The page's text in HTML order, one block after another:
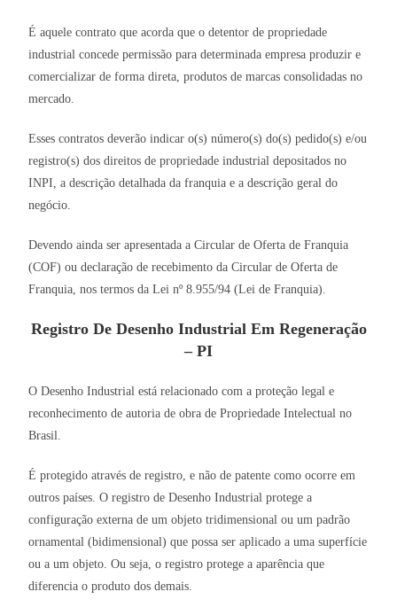
É aquele contrato que acorda que o detentor de propriedade
industrial concede permissão para determinada empresa produzir e
comercializar de forma direta, produtos de marcas consolidadas no
mercado.
Esses contratos deverão indicar o(s) número(s) do(s) pedido(s) e/ou
registro(s) dos direitos de propriedade industrial depositados no
INPI, a descrição detalhada da franquia e a descrição geral do
negócio.
Devendo ainda ser apresentada a Circular de Oferta de Franquia
(COF) ou declaração de recebimento da Circular de Oferta de
Franquia, nos termos da Lei nº 8.955/94 (Lei de Franquia).
Registro De Desenho Industrial Em Regeneração
– PI
O Desenho Industrial está relacionado com a proteção legal e
reconhecimento de autoria de obra de Propriedade Intelectual no
Brasil.
É protegido através de registro, e não de patente como ocorre em
outros países. O registro de Desenho Industrial protege a
configuração externa de um objeto tridimensional ou um padrão
ornamental (bidimensional) que possa ser aplicado a uma superfície
ou a um objeto. Ou seja, o registro protege a aparência que
diferencia o produto dos demais.